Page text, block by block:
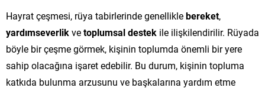
Hayrat çeşmesi, rüya tabirlerinde genelliklebereket,
yardımseverlikvetoplumsal destek ile ilişkilendirilir. Rüyada
böyle bir çeşme görmek, kişinin toplumda önemli bir yere
sahip olacağına işaret edebilir. Bu durum, kişinin topluma
katkıda bulunma arzusunu ve başkalarına yardım etme